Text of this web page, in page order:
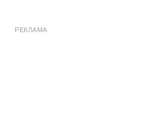
РЕКЛАМА